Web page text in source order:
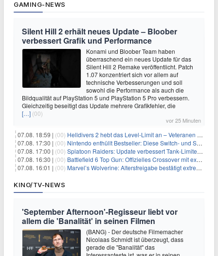
GAMING-NEWS
Silent Hill 2 erhält neues Update – Bloober
verbessert Grafik und Performance
Konami und Bloober Team haben
überraschend ein neues Update für das
Silent Hill 2 Remake veröffentlicht. Patch
1.07 konzentriert sich vor allem auf
technische Verbesserungen und soll
sowohl die Performance als auch die
Bildqualität auf PlayStation 5 und PlayStation 5 Pro verbessern.
Gleichzeitig beseitigt das Update mehrere Grafikfehler, die
[…] (00)
vor 25 Minuten
07.08. 18:59 | (00) Helldivers 2 hebt das Level-Limit an – Veteranen können endlich weiter aufsteigen
07.08. 17:30 | (00) Nintendo enthüllt Bestseller: Diese Switch- und Switch-2-Spiele verkaufen sich am besten
07.08. 17:00 | (00) Splatoon Raiders: Update verbessert Tank-Limiter und behebt Bugs
07.08. 16:30 | (00) Battlefield 6 Top Gun: Offizielles Crossover mit exklusiven Inhalten angekündigt
07.08. 16:01 | (00) Marvel’s Wolverine: Altersfreigabe bestätigt extreme Gewalt und düstere Szenen
KINO/TV-NEWS
'September Afternoon'-Regisseur liebt vor
allem die 'Banalität' in seinen Filmen
(BANG) - Der deutsche Filmemacher
Nicolaas Schmidt ist überzeugt, dass
gerade die "Banalität" das